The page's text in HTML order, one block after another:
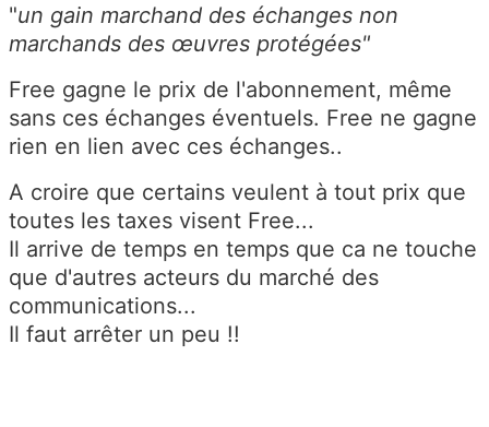
"un gain marchand des échanges non
marchands des œuvres protégées"
Free gagne le prix de l'abonnement, même
sans ces échanges éventuels. Free ne gagne
rien en lien avec ces échanges..
A croire que certains veulent à tout prix que
toutes les taxes visent Free...
Il arrive de temps en temps que ca ne touche
que d'autres acteurs du marché des
communications...
Il faut arrêter un peu !!